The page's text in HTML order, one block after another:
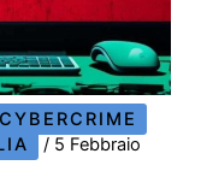
CYBERCRIME
/ 5 Febbraio